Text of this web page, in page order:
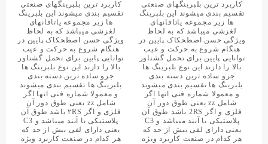
کاربرد ترین بلبرینگهای صنعتی
تقسیم بندی میشوند این بلبرینگ
ها زیر مجموعه یاتاقانهای
لغزشی میباشد که به لحاظ
ویژگی حسن اصطحکاک پایین در
هنگام شروع به حرکت و عیب
توانایی پایین برای تحمل گشتاور
بالا را دارند این نوع بلبرینگ ها
جزو ساده ترین دسته بندی
بلبرینگ ها تقسیم بندی میشوند
و معمولا شماره فنی انها اگر
شامل zz یعنی طوق دور آن
فلزی و اگر ۲RS باشد طوق آن
پلاستیکی یا آبند میباشد و C3
یعنی دارای لقی بیش از حد که
هر کدام در صنعت کاربرد ویژه
کاربرد ترین بلبرینگهای صنعتی
تقسیم بندی میشوند این بلبرینگ
ها زیر مجموعه یاتاقانهای
لغزشی میباشد که به لحاظ
ویژگی حسن اصطحکاک پایین در
هنگام شروع به حرکت و عیب
توانایی پایین برای تحمل گشتاور
بالا را دارند این نوع بلبرینگ ها
جزو ساده ترین دسته بندی
بلبرینگ ها تقسیم بندی میشوند
و معمولا شماره فنی انها اگر
شامل zz یعنی طوق دور آن
فلزی و اگر 2RS باشد طوق آن
پلاستیکی یا آبند میباشد و C3
یعنی دارای لقی بیش از حد که
هر کدام در صنعت کاربرد ویژه